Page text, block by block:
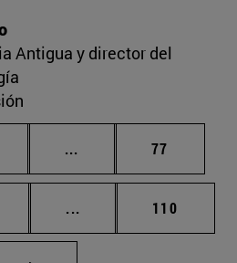
Antigua y director del
... Páginas intermedias
Página
77
... Páginas intermedias
Página
110